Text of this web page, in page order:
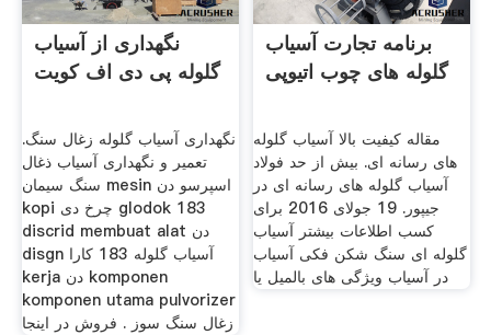
نگهداری از آسیاب
گلوله پی دی اف کویت
نگهداری آسیاب گلوله زغال سنگ.
تعمیر و نگهداری آسیاب ذغال
سنگ سیمان mesin اسپرسو دن
kopi چرخ دی glodok 183
discrid membuat alat دن
disgn آسیاب گلوله 183 کارا
kerja دن komponen
komponen utama pulvorizer
زغال سنگ سوز . فروش در اینجا
برنامه تجارت آسیاب
گلوله های چوب اتیوپی
مقاله کیفیت بالا آسیاب گلوله
های رسانه ای. بیش از حد فولاد
آسیاب گلوله های رسانه ای در
جیپور. 19 جولای 2016 برای
کسب اطلاعات بیشتر آسیاب
گلوله ای سنگ شکن فکی آسیاب
در آسیاب ویژگی های بالمیل یا